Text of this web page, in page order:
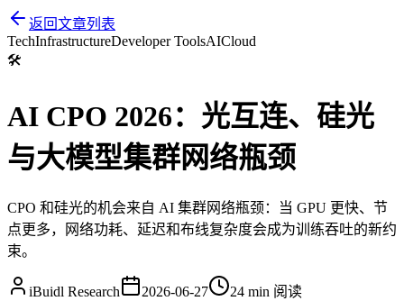
返回文章列表
TechInfrastructureDeveloper ToolsAICloud
🛠️
AI CPO 2026：光互连、硅光
与大模型集群网络瓶颈
CPO 和硅光的机会来自 AI 集群网络瓶颈：当 GPU 更快、节
点更多，网络功耗、延迟和布线复杂度会成为训练吞吐的新约
束。
iBuidl Research 2026-06-27 24 min 阅读